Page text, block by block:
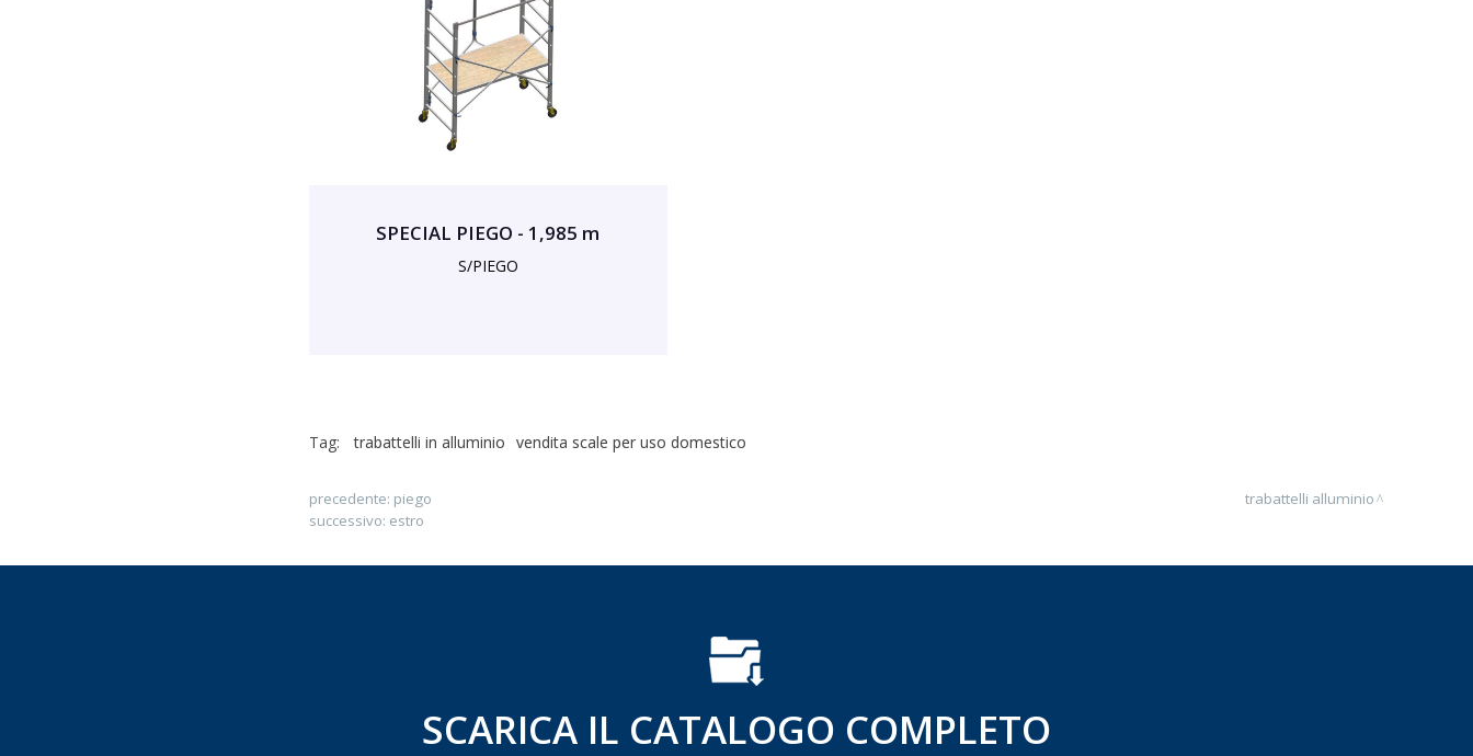
SPECIAL PIEGO - 1,985 m
S/PIEGO
Tag: trabattelli in alluminio vendita scale per uso domestico
precedente: piego
successivo: estro
trabattelli alluminio
SCARICA IL CATALOGO COMPLETO